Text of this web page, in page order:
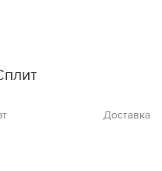
Доставка